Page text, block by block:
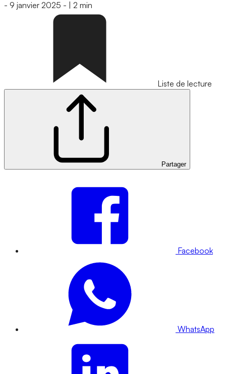
- 9 janvier 2025 - 2 min
Liste de lecture
Partager
Facebook
WhatsApp